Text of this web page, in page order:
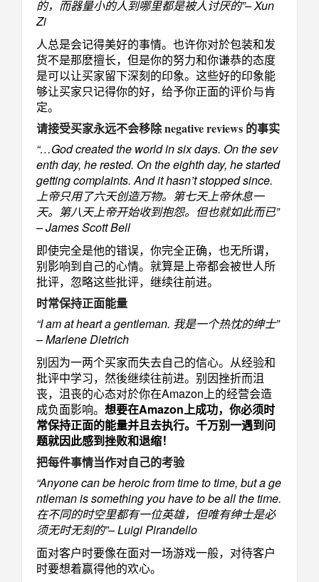
的，而器量小的人到哪里都是被人讨厌的”– Xun
Zi
人总是会记得美好的事情。也许你对於包装和发
货不是那麽擅长，但是你的努力和你谦恭的态度
是可以让买家留下深刻的印象。这些好的印象能
够让买家只记得你的好，给予你正面的评价与肯
定。
请接受买家永远不会移除 negative reviews 的事实
“…God created the world in six days. On the sev
enth day, he rested. On the eighth day, he started
getting complaints. And it hasn’t stopped since.
上帝只用了六天创造万物。第七天上帝休息一
天。第八天上帝开始收到抱怨。但也就如此而已”
– James Scott Bell
即使完全是他的错误，你完全正确，也无所谓，
别影响到自己的心情。就算是上帝都会被世人所
批评，忽略这些批评，继续往前进。
时常保持正面能量
“I am at heart a gentleman. 我是一个热忱的绅士”
– Marlene Dietrich
别因为一两个买家而失去自己的信心。从经验和
批评中学习，然後继续往前进。别因挫折而沮
丧，沮丧的心态对於你在Amazon上的经营会造
成负面影响。 想要在Amazon上成功，你必须时
常保持正面的能量并且去执行。千万别一遇到问
题就因此感到挫败和退缩！
把每件事情当作对自己的考验
“Anyone can be heroic from time to time, but a ge
ntleman is something you have to be all the time.
在不同的时空里都有一位英雄，但唯有绅士是必
须无时无刻的”– Luigi Pirandello
面对客户时要像在面对一场游戏一般，对待客户
时要想着赢得他的欢心。